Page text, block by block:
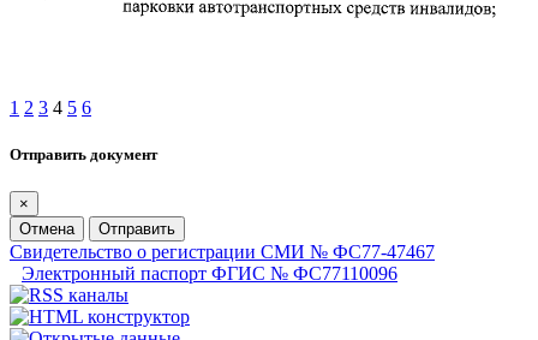
1 2 3 4 5 6
Отправить документ
×
Отмена
Отправить
Свидетельство о регистрации СМИ № ФС77-47467
Электронный паспорт ФГИС № ФС77110096